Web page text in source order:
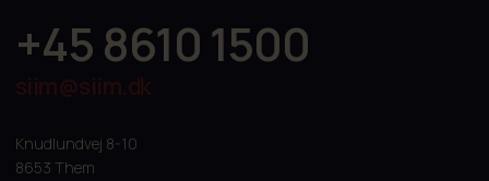
+45 8610 1500
siim@siim.dk
Knudlundvej 8-10
8653 Them